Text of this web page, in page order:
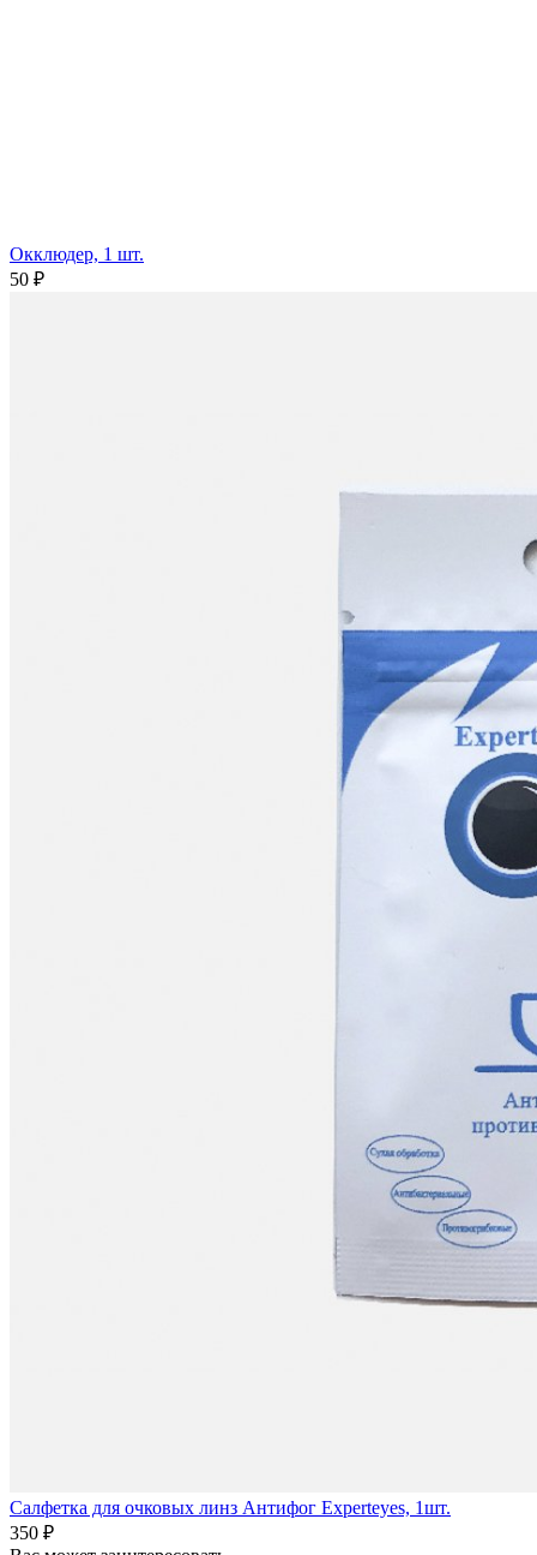
Окклюдер, 1 шт.
50 ₽
Салфетка для очковых линз Антифог Experteyes, 1шт.
350 ₽